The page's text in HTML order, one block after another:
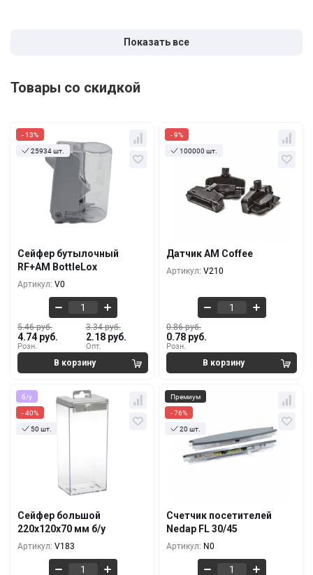
Показать все
Товары со скидкой
- 13%
25934 шт.
Сейфер бутылочный
RF+AM BottleLox
Артикул: V0
Розн.
5.46 руб.
4.74 руб.
Опт.
3.34 руб.
2.18 руб.
4.74 руб.
100+
3.65 руб.
- 9%
100000 шт.
Датчик AM Coffee
Артикул: V210
Розн.
0.86 руб.
0.78 руб.
Кол-во За 1 шт.
0.86 руб.
0.78 руб.
5000+
10000+
б/у
- 40%
50 шт.
Сейфер большой
220x120x70 мм б/у
Артикул: V183
100+
Премиум
- 76%
20 шт.
Счетчик посетителей
Nedap FL 30/45
Артикул: N0
Кол-во За 1 шт.
5+
17 руб.